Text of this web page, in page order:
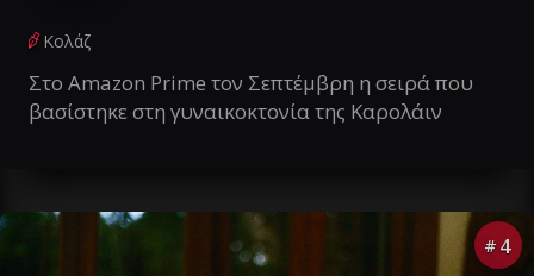
Κολάζ
Στο Amazon Prime τον Σεπτέμβρη η σειρά που
βασίστηκε στη γυναικοκτονία της Καρολάιν
# 4